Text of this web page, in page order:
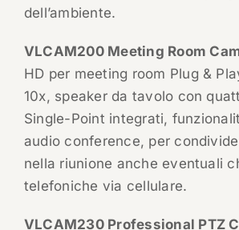
dell’ambiente.
VLCAM200 Meeting Room
HD per meeting room Plug &
10x, speaker da tavolo con
Single-Point integrati,
audio conference, per
nella riunione anche eventuali
telefoniche via cellulare.
VLCAM230 Professional PTZ